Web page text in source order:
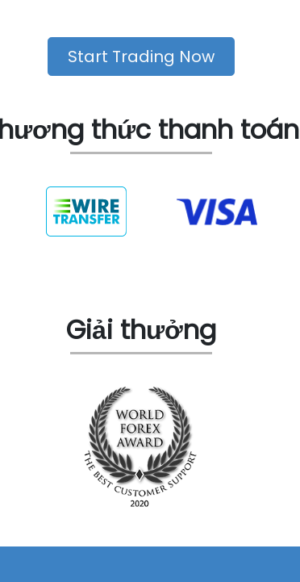
Start Trading Now
thức thanh toán
Giải thưởng